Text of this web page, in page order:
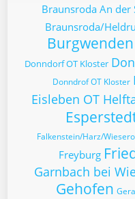
Braunsroda An der
Braunsroda/
Burgwenden
Donndorf OT Kloster
Donndrof OT Kloster
Eisleben OT
Falkenstein/Harz/
Freyburg
Garnbach bei
Gehofen Gera